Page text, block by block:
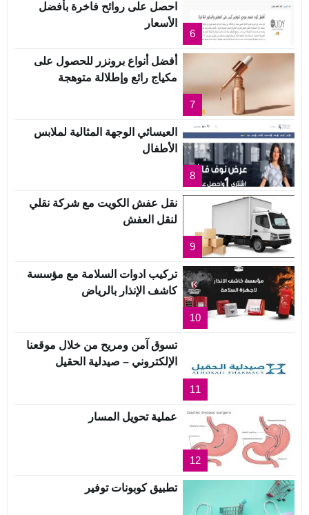
6
احصل على روائح فاخرة بأفضل
الأسعار
7
أفضل أنواع برونزر للحصول على
مكياج رائع وإطلالة متوهجة
8
العيسائي الوجهة المثالية لملابس
الأطفال
9
نقل عفش الكويت مع شركة نقلي
لنقل العفش
10
تركيب ادوات السلامة مع مؤسسة
كاشف الإنذار بالرياض
11
تسوق آمن ومريح من خلال موقعنا
الإلكتروني – صيدلية الحقيل
12
عملية تحويل المسار
تطبيق كوبونات توفير